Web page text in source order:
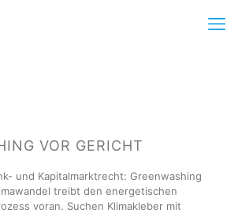
VOR GERICHT
und Kapitalmarktrecht: Greenwashing
treibt den energetischen
voran. Suchen Klimakleber mit